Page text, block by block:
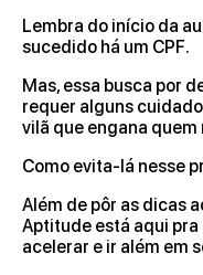
Lembra do início da
sucedido há um CPF.
Mas, essa busca por
requer alguns
vilã que engana
Como evita-lá nesse
Além de pôr as dicas
Aptitude está aqui pra
acelerar e ir além em